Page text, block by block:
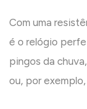
Com uma
é o relógio
pingos da
ou, por